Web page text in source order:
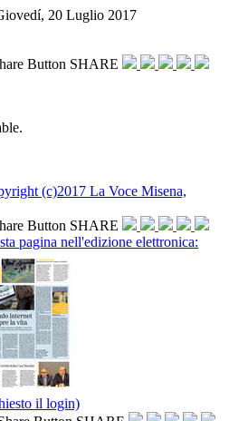
20 Luglio 2017
SHARE
(c)2017 La Voce Misena,
SHARE
pagina nell'edizione elettronica:
il login)